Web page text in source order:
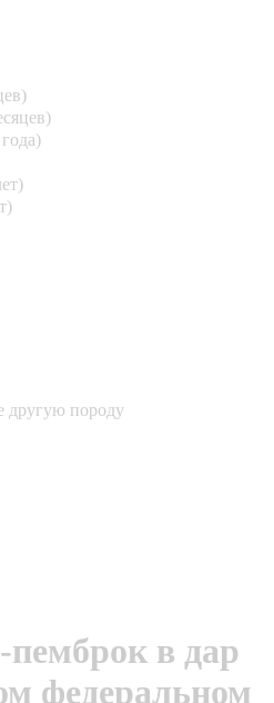
другую породу
в дар
федеральном